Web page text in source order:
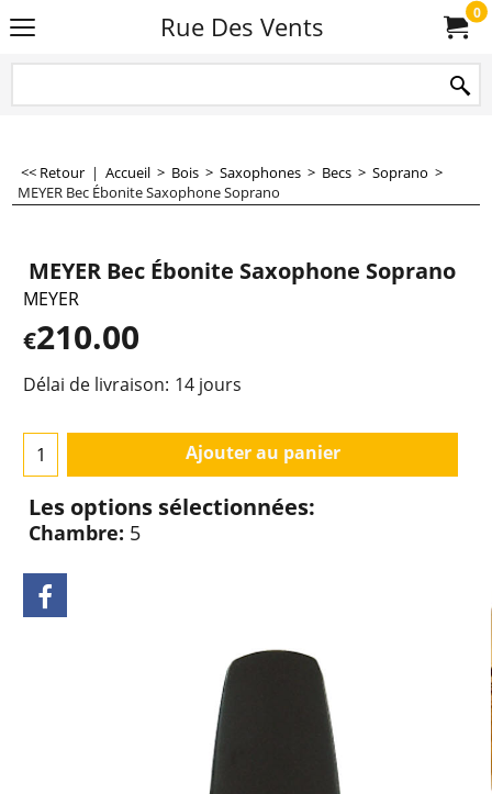
Rue Des Vents 0
<< Retour | Accueil > Bois > Saxophones > Becs > Soprano >
MEYER Bec Ébonite Saxophone Soprano
MEYER Bec Ébonite Saxophone Soprano
MEYER
€210.00
Délai de livraison: 14 jours
Ajouter au panier
Les options sélectionnées:
Chambre: 5